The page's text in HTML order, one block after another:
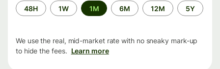
Time
period
48H 1W 1M 6M 12M 5Y
We use the real, mid-market rate with no sneaky mark-up
to hide the fees. Learn more